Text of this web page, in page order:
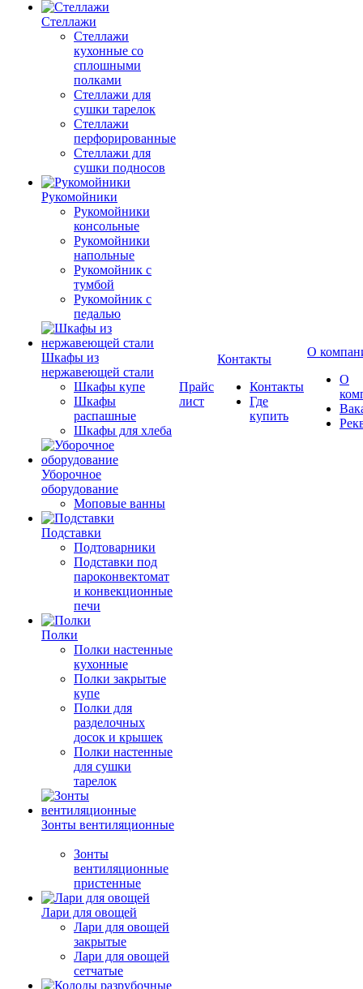
Стеллажи
Стеллажи
кухонные со
сплошными
полками
Стеллажи для
сушки тарелок
Стеллажи
перфорированные
Стеллажи для
сушки подносов
Рукомойники
Рукомойники
консольные
Рукомойники
напольные
Рукомойник с
тумбой
Рукомойник с
педалью
Шкафы из
нержавеющей стали
Шкафы купе
Шкафы
распашные
Шкафы для хлеба
Уборочное
оборудование
Моповые ванны
Подставки
Подтоварники
Подставки под
пароконвектомат
и конвекционные
печи
Полки
Полки настенные
кухонные
Полки закрытые
купе
Полки для
разделочных
досок и крышек
Полки настенные
для сушки
тарелок
Зонты вентиляционные
Зонты
вентиляционные
пристенные
Лари для овощей
Лари для овощей
закрытые
Лари для овощей
сетчатые
Прайс
лист
Контакты
Контакты
Где
купить
О
О